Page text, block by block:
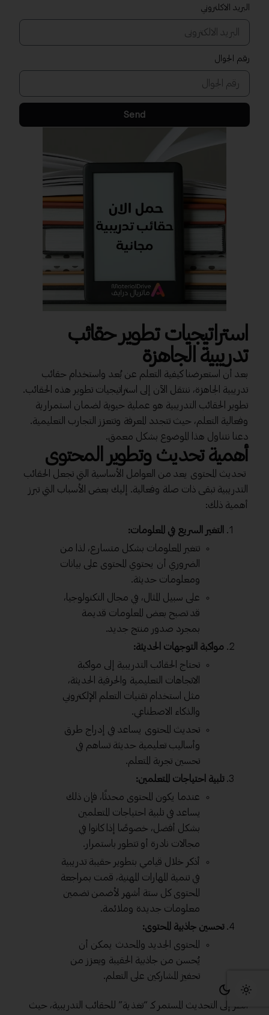
البريد الاكلتروني
رقم الجوال
Send
استراتيجيات تطوير حقائب
تدريبية الجاهزة
بعد أن استعرضنا كيفية التعلم عن بُعد واستخدام حقائب
تدريبية الجاهزة، ننتقل الآن إلى استراتيجيات تطوير هذه الحقائب.
تطوير الحقائب التدريبية هو عملية حيوية لضمان استمرارية
وفعالية التعلم، حيث تتجدد المعرفة وتتعزز التجارب التعليمية.
دعنا نتناول هذا الموضوع بشكل معمق.
أهمية تحديث وتطوير المحتوى
تحديث المحتوى يعد من العوامل الأساسية التي تجعل الحقائب
التدريبية تبقى ذات صلة وفعالية. إليك بعض الأسباب التي تبرز
أهمية ذلك:
التغير السريع في المعلومات:
تتغير المعلومات بشكل متسارع، لذا من
الضروري أن يحتوي المحتوى على بيانات
ومعلومات حديثة.
على سبيل المثال، في مجال التكنولوجيا،
قد تصبح بعض المعلومات قديمة
بمجرد صدور منتج جديد.
مواكبة التوجهات الحديثة:
تحتاج الحقائب التدريبية إلى مواكبة
الاتجاهات التعليمية والحرفية الحديثة،
مثل استخدام تقنيات التعلم الإلكتروني
والذكاء الاصطناعي.
تحديث المحتوى يساعد في إدراج طرق
وأساليب تعليمية حديثة تساهم في
تحسين تجربة المتعلم.
تلبية احتياجات المتعلمين:
عندما يكون المحتوى محدثًا، فإن ذلك
يساعد في تلبية احتياجات المتعلمين
بشكل أفضل، خصوصًا إذا كانوا في
مجالات نادرة أو تتطور باستمرار.
أذكر خلال قيامي بتطوير حقيبة تدريبية
في تنمية المهارات المهنية، قمت بمراجعة
المحتوى كل ستة أشهر لأضمن تضمين
معلومات جديدة وملائمة.
تحسين جاذبية المحتوى:
المحتوى الجديد والمحدث يمكن أن
يُحسن من جاذبية الحقيبة ويعزز من
تحفيز المشاركين على التعلم.
انظر إلى التحديث المستمر كـ “تغذية” للحقائب التدريبية، حيث